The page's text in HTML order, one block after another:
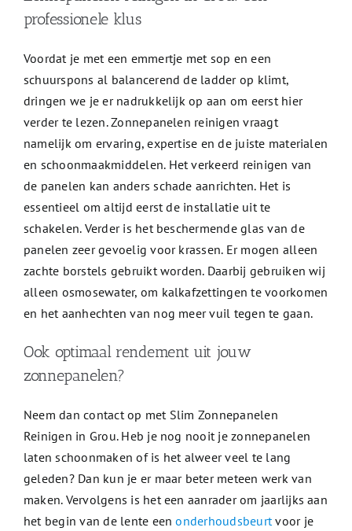
professionele klus
Voordat je met een emmertje met sop en een
schuurspons al balancerend de ladder op klimt,
dringen we je er nadrukkelijk op aan om eerst hier
verder te lezen. Zonnepanelen reinigen vraagt
namelijk om ervaring, expertise en de juiste materialen
en schoonmaakmiddelen. Het verkeerd reinigen van
de panelen kan anders schade aanrichten. Het is
essentieel om altijd eerst de installatie uit te
schakelen. Verder is het beschermende glas van de
panelen zeer gevoelig voor krassen. Er mogen alleen
zachte borstels gebruikt worden. Daarbij gebruiken wij
alleen osmosewater, om kalkafzettingen te voorkomen
en het aanhechten van nog meer vuil tegen te gaan.
Ook optimaal rendement uit jouw
zonnepanelen?
Neem dan contact op met Slim Zonnepanelen
Reinigen in Grou. Heb je nog nooit je zonnepanelen
laten schoonmaken of is het alweer veel te lang
geleden? Dan kun je er maar beter meteen werk van
maken. Vervolgens is het een aanrader om jaarlijks aan
het begin van de lente eenonderhoudsbeurtvoor je